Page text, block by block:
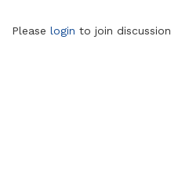
Please login to join discussion